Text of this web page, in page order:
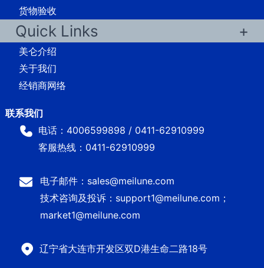
货物验收
Quick Links
美仑介绍
关于我们
经销商网络
电话：4006599898 / 0411-62910999
客服热线：0411-62910999
电子邮件：sales@meilune.com
技术咨询及投诉：support1@meilune.com；
market1@meilune.com
辽宁省大连市开发区双D港生命二路18号